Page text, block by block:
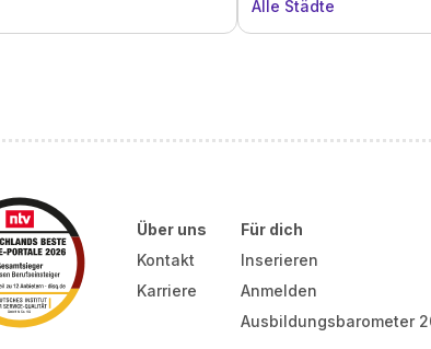
Alle Städte
Über uns
Kontakt
Karriere
Für dich
Inserieren
Anmelden
Ausbildungsbarometer